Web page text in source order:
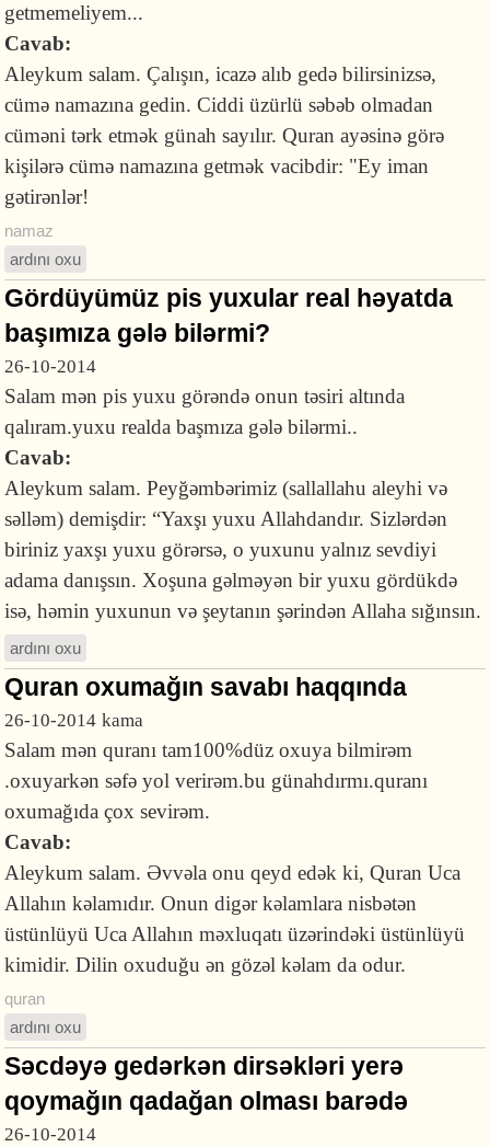
getmemeliyem...
Cavab:
Aleykum salam. Çalışın, icazə alıb gedə bilirsinizsə,
cümə namazına gedin. Ciddi üzürlü səbəb olmadan
cüməni tərk etmək günah sayılır. Quran ayəsinə görə
kişilərə cümə namazına getmək vacibdir: "Ey iman
gətirənlər!
namaz
ardını oxu
Gördüyümüz pis yuxular real həyatda
başımıza gələ bilərmi?
26-10-2014
Salam mən pis yuxu görəndə onun təsiri altında
qalıram.yuxu realda başmıza gələ bilərmi..
Cavab:
Aleykum salam. Peyğəmbərimiz (sallallahu aleyhi və
səlləm) demişdir: “Yaxşı yuxu Allahdandır. Sizlərdən
biriniz yaxşı yuxu görərsə, o yuxunu yalnız sevdiyi
adama danışsın. Xoşuna gəlməyən bir yuxu gördükdə
isə, həmin yuxunun və şeytanın şərindən Allaha sığınsın.
ardını oxu
Quran oxumağın savabı haqqında
26-10-2014 kama
Salam mən quranı tam100%düz oxuya bilmirəm
.oxuyarkən səfə yol verirəm.bu günahdırmı.quranı
oxumağıda çox sevirəm.
Cavab:
Aleykum salam. Əvvəla onu qeyd edək ki, Quran Uca
Allahın kəlamıdır. Onun digər kəlamlara nisbətən
üstünlüyü Uca Allahın məxluqatı üzərindəki üstünlüyü
kimidir. Dilin oxuduğu ən gözəl kəlam da odur.
quran
ardını oxu
Səcdəyə gedərkən dirsəkləri yerə
qoymağın qadağan olması barədə
26-10-2014